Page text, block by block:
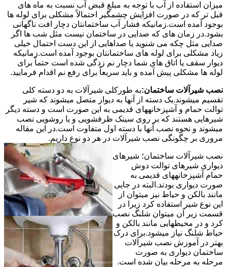
میزان استفاده از آب با توجه به مبلغ قبض آب نسبت به ماه های
قبل تر که در صورت افزایش چشمگیر احتمالاً مشکلی برای لوله ها
بوجود آمده است.زمانیکه فشار آب ساختمانتان دچار افت ناگهانی
بشود.در زمان های که صدایی در ساختمان نیست مثل شب ها اگر
صدایی مثل چکه می شنوید یا صداهایی از این دست احتمال خیلی
زیاد مشکلی برای لوله های ساختمانتان بوجود آمده است.زمانیکه
دیوار سقف یا اتاق های شما دچار نم زدگی شده است حتماً برای
لوله ها مشکلی پیش آمده و باید سریعاً برای رفع نم اقدام فرمایید.
نصب شیرآلات ساختمان:به طورکلی شیرآلات به دو دسته کلی
تقسیم میشوند.یک دسته از آنها به دیوار متصل میشوند که شیر
توالت حمام و آشپزخانههای قدیمی به این صورت است و دسته دیگر
شیرهایی هستند که بر روی سینک ظرفشویی و یا روشویی نصب
میشوند و نحوه نصب آنها با دسته اول متفاوت است.در این مقاله
مروری بر چگونگی نصب شیرآلات در هر دو نوع داریم.
نصب شیرآلات ساختمان؛ شیرهای
دیواری شیرهای توالت دوش
حمام آشپزخانههای قدیمی به
صورت دیواری بودند.البته در جایی
مانند بالکن و حیاط نیز میتوان از
این نوع شیر استفاده کرد زیرا در
قسمت زیر آن میتوان شلنگ نصب
کرد و در محیطهایی مانند بالکن و
حیاط شلنگ نیاز میشود.برای درک
بهتر در آموزش نصب شیرآلات
ساختمان دیواری به صورت
مرحله به مرحله بیان شده است.